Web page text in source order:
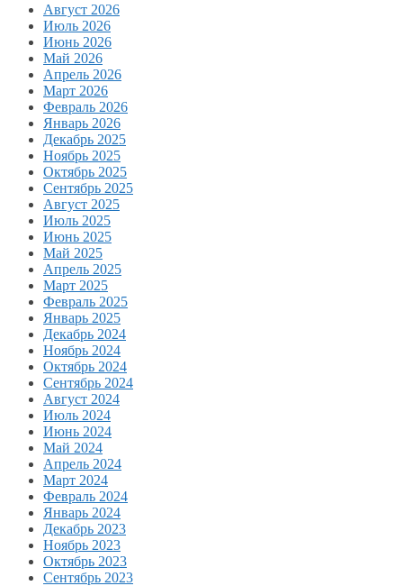
Август 2026
Июль 2026
Июнь 2026
Май 2026
Апрель 2026
Март 2026
Февраль 2026
Январь 2026
Декабрь 2025
Ноябрь 2025
Октябрь 2025
Сентябрь 2025
Август 2025
Июль 2025
Июнь 2025
Май 2025
Апрель 2025
Март 2025
Февраль 2025
Январь 2025
Декабрь 2024
Ноябрь 2024
Октябрь 2024
Сентябрь 2024
Август 2024
Июль 2024
Июнь 2024
Май 2024
Апрель 2024
Март 2024
Февраль 2024
Январь 2024
Декабрь 2023
Ноябрь 2023
Октябрь 2023
Сентябрь 2023